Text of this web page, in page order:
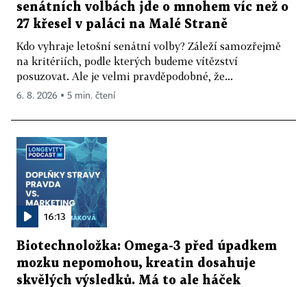
senátních volbách jde o mnohem víc než o
27 křesel v paláci na Malé Straně
Kdo vyhraje letošní senátní volby? Záleží samozřejmě
na kritériích, podle kterých budeme vítězství
posuzovat. Ale je velmi pravděpodobné, že...
6. 8. 2026 ▪ 5 min. čtení
16:13
Biotechnoložka: Omega-3 před úpadkem
mozku nepomohou, kreatin dosahuje
skvělých výsledků. Má to ale háček